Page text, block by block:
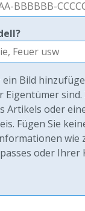
ein Bild
Eigentümer
Artikels oder
Fügen Sie
wie
oder Ihrer